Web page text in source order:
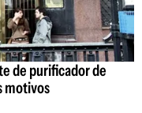
de purificador de
motivos